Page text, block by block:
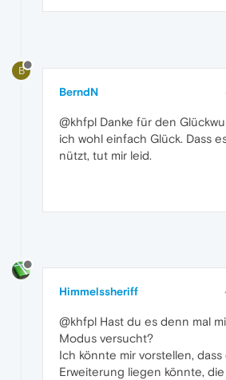
B
BerndN
@khfpl Danke für den
ich wohl einfach Glück. Dass
nützt, tut mir leid.
Himmelssheriff
@khfpl Hast du es denn mal
Modus versucht?
Ich könnte mir vorstellen,
Erweiterung liegen könnte,